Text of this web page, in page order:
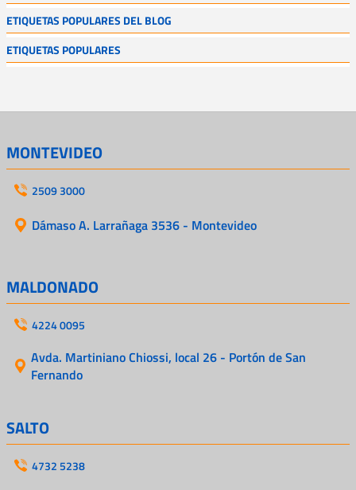
ETIQUETAS POPULARES DEL BLOG
ETIQUETAS POPULARES
MONTEVIDEO
2509 3000
Dámaso A. Larrañaga 3536 - Montevideo
MALDONADO
4224 0095
Avda. Martiniano Chiossi, local 26 - Portón de San
Fernando
SALTO
4732 5238